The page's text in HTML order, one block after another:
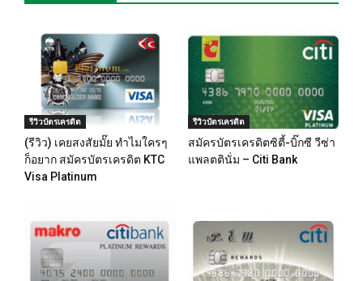
รีวิวบัตรเครดิต
(รีวิว) เคยสงสัยมั๊ย ทำไมใครๆ
ก็อยาก สมัครบัตรเครดิต KTC
Visa Platinum
รีวิวบัตรเครดิต
สมัครบัตรเครดิตซิตี้-บิ๊กซี วีซ่า
แพลตตินั่ม – Citi Bank